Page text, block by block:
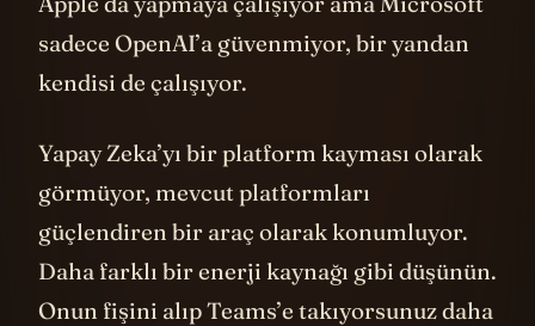
Apple da yapmaya çalışıyor ama Microsoft
sadece OpenAI’a güvenmiyor, bir yandan
Yapay Zeka’yı bir platform kayması olarak
görmüyor, mevcut platformları
güçlendiren bir araç olarak konumluyor.
Daha farklı bir enerji kaynağı gibi düşünün.